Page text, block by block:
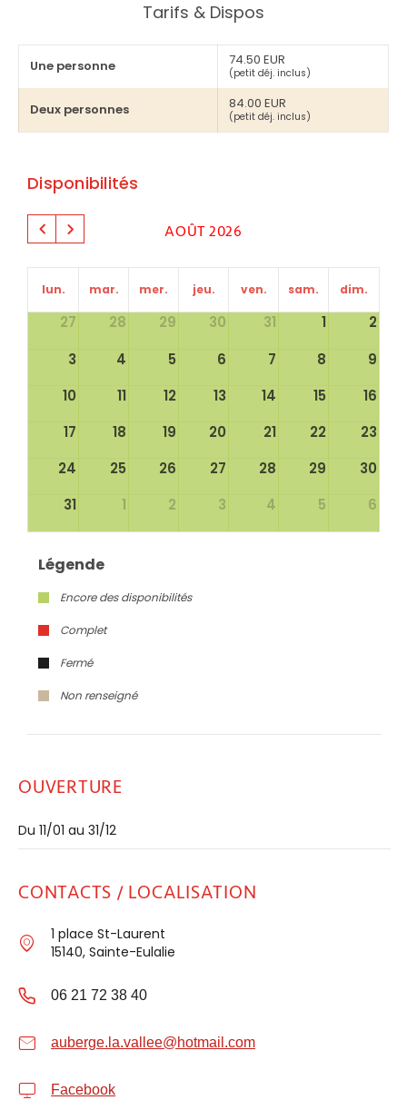
Tarifs & Dispos
Une personne 74.50 EUR
(petit déj. inclus)
Deux personnes 84.00 EUR
(petit déj. inclus)
Disponibilités
AOÛT 2026
lun. mar. mer. jeu. ven. sam. dim.
27 28 29 30 31 1
2
3
4 5 6 7 8
9
10
11 12 13 14 15
16
17
18 19 20 21 22
23
24
25 26 27 28 29
30
31
1 2 3 4 5 6
Légende
Encore des disponibilités
Complet
Fermé
Non renseigné
OUVERTURE
Du 11/01 au 31/12
CONTACTS / LOCALISATION
1 place St-Laurent
15140, Sainte-Eulalie
06 21 72 38 40
auberge.la.vallee@hotmail.com
Facebook